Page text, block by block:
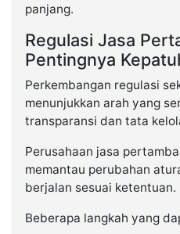
panjang.
Regulasi Jasa
Pentingnya
Perkembangan regulasi
menunjukkan arah yang
transparansi dan tata
Perusahaan jasa
memantau perubahan
berjalan sesuai ketentuan.
Beberapa langkah yang